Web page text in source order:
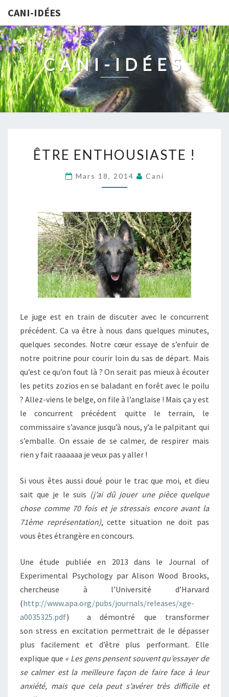
CANI-IDÉES
CANI-IDÉES
ENTHOUSIASTE
ÊTRE ENTHOUSIASTE !
Mars 18, 2014 Cani
Le juge est en train de discuter avec le concurrent
précédent. Ca va être à nous dans quelques minutes,
quelques secondes. Notre cœur essaye de s’enfuir de
notre poitrine pour courir loin du sas de départ. Mais
qu’est ce qu’on fout là ? On serait pas mieux à écouter
les petits zozios en se baladant en forêt avec le poilu
? Allez-viens le belge, on file à l’anglaise ! Mais ça y est
le concurrent précédent quitte le terrain, le
commissaire s’avance jusqu’à nous, y’a le palpitant qui
s’emballe. On essaie de se calmer, de respirer mais
rien y fait raaaaaa je veux pas y aller !
Si vous êtes aussi doué pour le trac que moi, et dieu
sait que je le suis (j’ai dû jouer une pièce quelque
chose comme 70 fois et je stressais encore avant la
71ème représentation), cette situation ne doit pas
vous êtes étrangère en concours.
Une étude publiée en 2013 dans le Journal of
Experimental Psychology par Alison Wood Brooks,
chercheuse à l’Université d’Harvard
(http://www.apa.org/pubs/journals/releases/xge-
a0035325.pdf) a démontré que transformer
son stress en excitation permettrait de le dépasser
plus facilement et d’être plus performant. Elle
explique que « Les gens pensent souvent qu’essayer de
se calmer est la meilleure façon de faire face à leur
anxiété, mais que cela peut s’avérer très difficile et